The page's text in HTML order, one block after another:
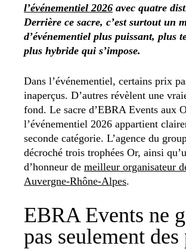
l’événementiel 2026 avec quatre
Derrière ce sacre, c’est surtout un
d’événementiel plus puissant, plus
plus hybride qui s’impose.
Dans l’événementiel, certains prix
inaperçus. D’autres révèlent une
fond. Le sacre d’EBRA Events aux
l’événementiel 2026 appartient
seconde catégorie. L’agence du
décroché trois trophées Or, ainsi
d’honneur de meilleur organisateur
Auvergne-Rhône-Alpes.
EBRA Events ne
pas seulement